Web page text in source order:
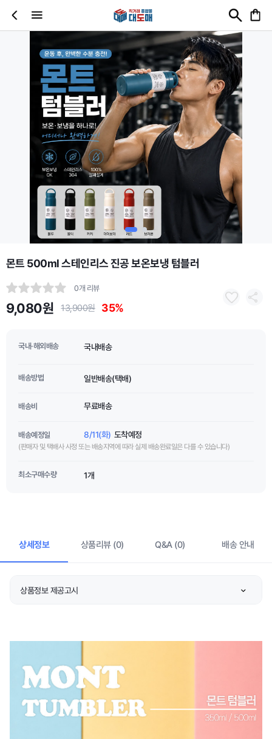
몬트 500ml 스테인리스 진공 보온보냉 텀블러
0개 리뷰
9,080원 13,900원 35%
국내·해외배송 국내배송
배송방법 일반배송(택배)
배송비 무료배송
배송예정일 8/11(화) 도착예정
(판매자 및 택배사 사정 또는 배송지역에 따라 실제 배송완료일은 다를 수 있습니다)
최소구매수량 1개
상세정보 상품리뷰 (0) Q&A (0) 배송 안내
상품정보 제공고시
재질 상품 상세설명 참조
구성품 상품 상세설명 참조
크기 상품 상세설명 참조
동일모델의 출시년월 상품 상세설명 참조